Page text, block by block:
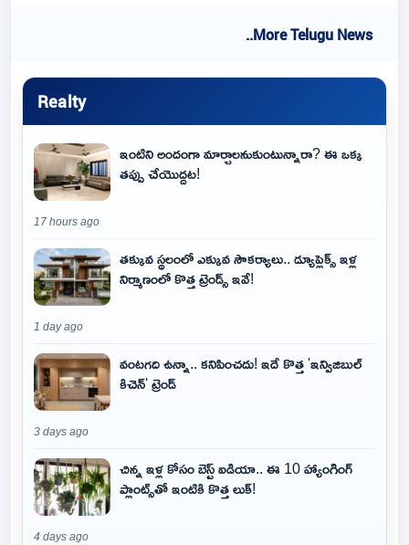
..More Telugu News
Realty
ఇంటిని అందంగా మార్చాలనుకుంటున్నారా? ఈ ఒక్క
తప్పు చేయొద్దట!
17 hours ago
తక్కువ స్థలంలో ఎక్కువ సౌకర్యాలు.. డ్యూప్లెక్స్ ఇళ్ల
నిర్మాణంలో కొత్త ట్రెండ్స్ ఇవే!
1 day ago
వంటగది ఉన్నా.. కనిపించదు! ఇదే కొత్త 'ఇన్విజిబుల్
కిచెన్' ట్రెండ్
3 days ago
చిన్న ఇళ్ల కోసం బెస్ట్ ఐడియా.. ఈ 10 హ్యాంగింగ్
ప్లాంట్స్‌తో ఇంటికి కొత్త లుక్!
4 days ago